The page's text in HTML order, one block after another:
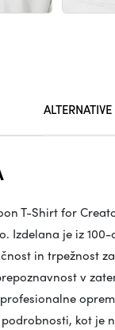
ALTERNATIVE
T-Shirt for
Izdelana je iz
in trpežnost
v
kot je